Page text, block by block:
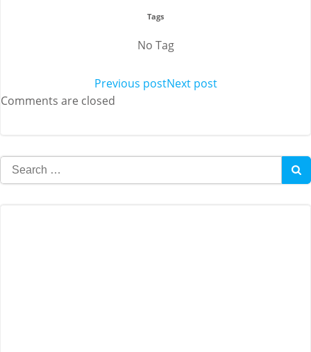
Tags
No Tag
Post
Previous postPost
Next post
Comments are closed
Search
for: